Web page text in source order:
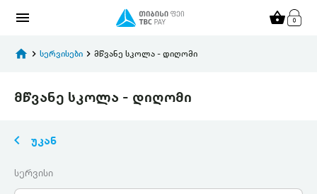
menu shopping_basket
home keyboard_arrow_right სერვისები keyboard_arrow_right მწვანე სკოლა - დიღომი
მწვანე სკოლა - დიღომი
keyboard_arrow_left უკან
სერვისი